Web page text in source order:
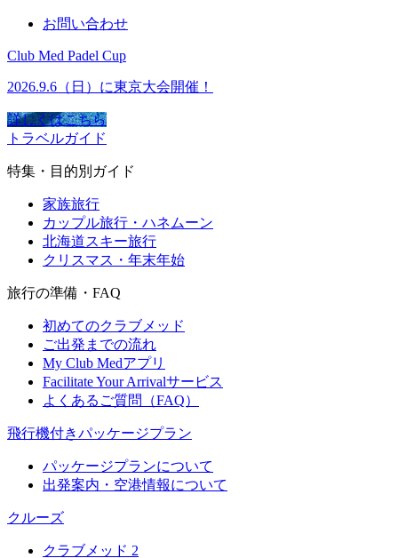
お問い合わせ
Club Med Padel Cup
2026.9.6（日）に東京大会開催！
詳しくはこちら
トラベルガイド
特集・目的別ガイド
家族旅行
カップル旅行・ハネムーン
北海道スキー旅行
クリスマス・年末年始
旅行の準備・FAQ
初めてのクラブメッド
ご出発までの流れ
My Club Medアプリ
Facilitate Your Arrivalサービス
よくあるご質問（FAQ）
飛行機付きパッケージプラン
パッケージプランについて
出発案内・空港情報について
クルーズ
クラブメッド 2